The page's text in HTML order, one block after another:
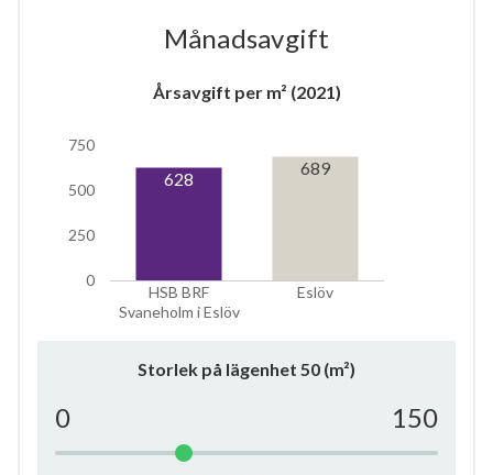
6
lägenheter
Månadsavgift
Årsavgift per m² (2021)
HSB BRF
Svaneholm i Eslöv
Eslöv
0
250
500
750
628
689
Storlek på lägenhet 50 (m²)
0 150